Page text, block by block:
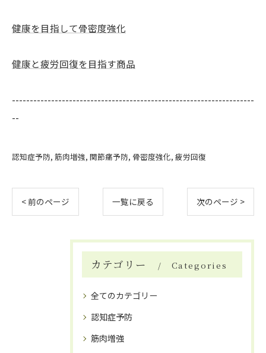
健康を目指して骨密度強化
健康と疲労回復を目指す商品
--------------------------------------------------------------------
--
認知症予防 筋肉増強 関節痛予防 骨密度強化 疲労回復
< 前のページ 一覧に戻る 次のページ >
カテゴリー Categories
全てのカテゴリー
認知症予防
筋肉増強